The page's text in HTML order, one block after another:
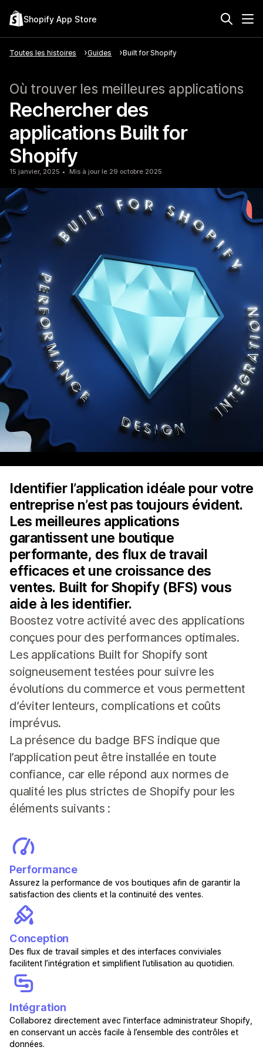
Shopify App Store
Toutes les histoires Guides Built for Shopify
Où trouver les meilleures applications
Rechercher des
applications Built for
Shopify
15 janvier, 2025 Mis à jour le 29 octobre 2025
Identifier l’application idéale pour votre
entreprise n’est pas toujours évident.
Les meilleures applications
garantissent une boutique
performante, des flux de travail
efficaces et une croissance des
ventes. Built for Shopify (BFS) vous
aide à les identifier.
Boostez votre activité avec des applications
conçues pour des performances optimales.
Les applications Built for Shopify sont
soigneusement testées pour suivre les
évolutions du commerce et vous permettent
d’éviter lenteurs, complications et coûts
imprévus.
La présence du badge BFS indique que
l’application peut être installée en toute
confiance, car elle répond aux normes de
qualité les plus strictes de Shopify pour les
éléments suivants :
Performance
Assurez la performance de vos boutiques afin de garantir la
satisfaction des clients et la continuité des ventes.
Conception
Des flux de travail simples et des interfaces conviviales
facilitent l’intégration et simplifient l’utilisation au quotidien.
Intégration
Collaborez directement avec l’interface administrateur Shopify,
en conservant un accès facile à l’ensemble des contrôles et
données.